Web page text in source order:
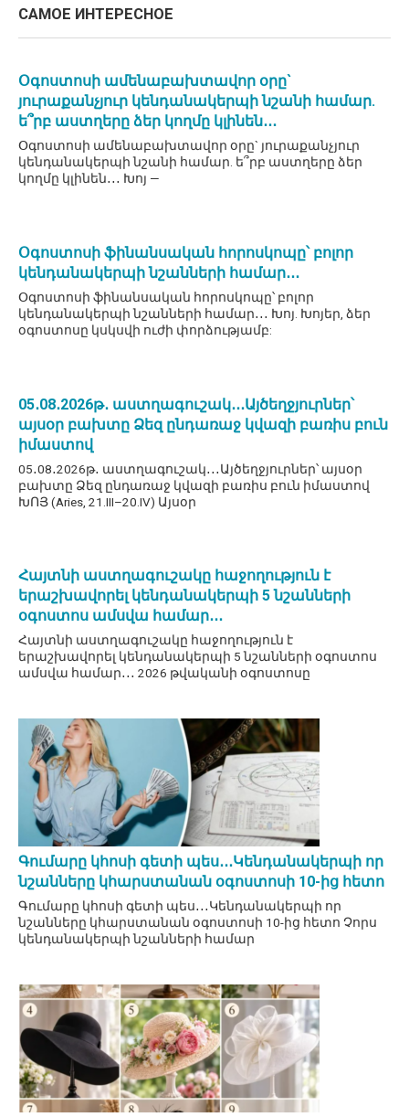
САМОЕ ИНТЕРЕСНОЕ
Օգոստոսի ամենաբախտավոր օրը`
յուրաքանչյուր կենդանակերպի նշանի համար.
ե՞րբ աստղերը ձեր կողմը կլինեն․․․
Օգոստոսի ամենաբախտավոր օրը` յուրաքանչյուր
կենդանակերպի նշանի համար. ե՞րբ աստղերը ձեր
կողմը կլինեն․․․ Խոյ —
Օգոստոսի ֆինանսական հորոսկոպը՝ բոլոր
կենդանակերպի նշանների համար․․․
Օգոստոսի ֆինանսական հորոսկոպը՝ բոլոր
կենդանակերպի նշանների համար․․․ Խոյ. Խոյեր, ձեր
օգոստոսը կսկսվի ուժի փորձությամբ:
05․08․2026թ․ աստղագուշակ․․․Այծեղջյուրներ՝
այսօր բախտը Ձեզ ընդառաջ կվազի բառիս բուն
իմաստով
05․08․2026թ․ աստղագուշակ․․․Այծեղջյուրներ՝ այսօր
բախտը Ձեզ ընդառաջ կվազի բառիս բուն իմաստով
ԽՈՅ (Aries, 21.III–20.IV) Այսօր
Հայտնի աստղագուշակը հաջողություն է
երաշխավորել կենդանակերպի 5 նշանների
օգոստոս ամսվա համար․․․
Հայտնի աստղագուշակը հաջողություն է
երաշխավորել կենդանակերպի 5 նշանների օգոստոս
ամսվա համար․․․ 2026 թվականի օգոստոսը
Գումարը կհոսի գետի պես․․․Կենդանակերպի որ
նշանները կհարստանան օգոստոսի 10-ից հետո
Գումարը կհոսի գետի պես․․․Կենդանակերպի որ
նշանները կհարստանան օգոստոսի 10-ից հետո Չորս
կենդանակերպի նշանների համար